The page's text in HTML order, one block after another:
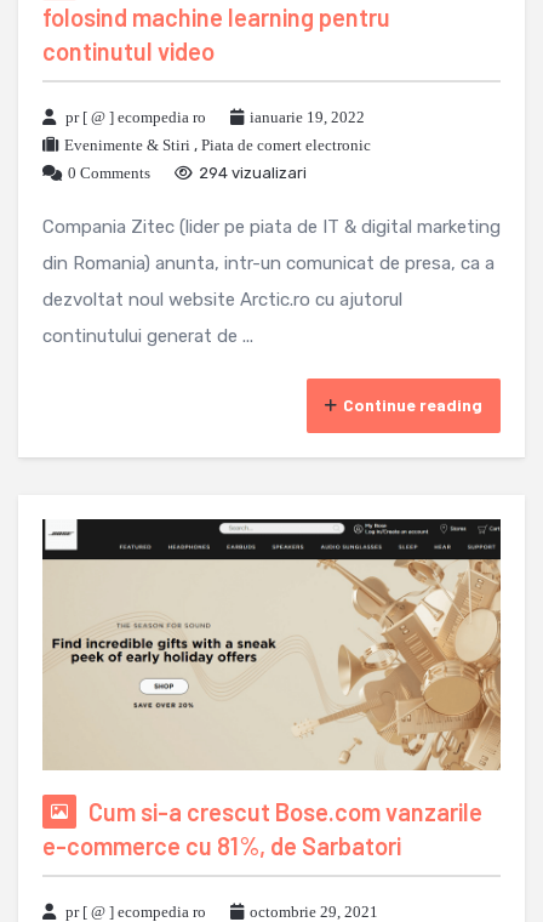
folosind machine learning pentru
continutul video
pr [ @ ] ecompedia ro
ianuarie 19, 2022
Evenimente & Stiri , Piata de comert electronic
0 Comments
294 vizualizari
Compania Zitec (lider pe piata de IT & digital marketing
din Romania) anunta, intr-un comunicat de presa, ca a
dezvoltat noul website Arctic.ro cu ajutorul
continutului generat de ...
Continue reading
Cum si-a crescut Bose.com vanzarile
e-commerce cu 81%, de Sarbatori
pr [ @ ] ecompedia ro
octombrie 29, 2021